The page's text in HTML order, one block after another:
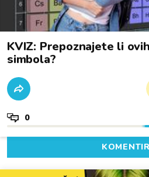
KVIZ: Prepoznajete li
simbola?
0